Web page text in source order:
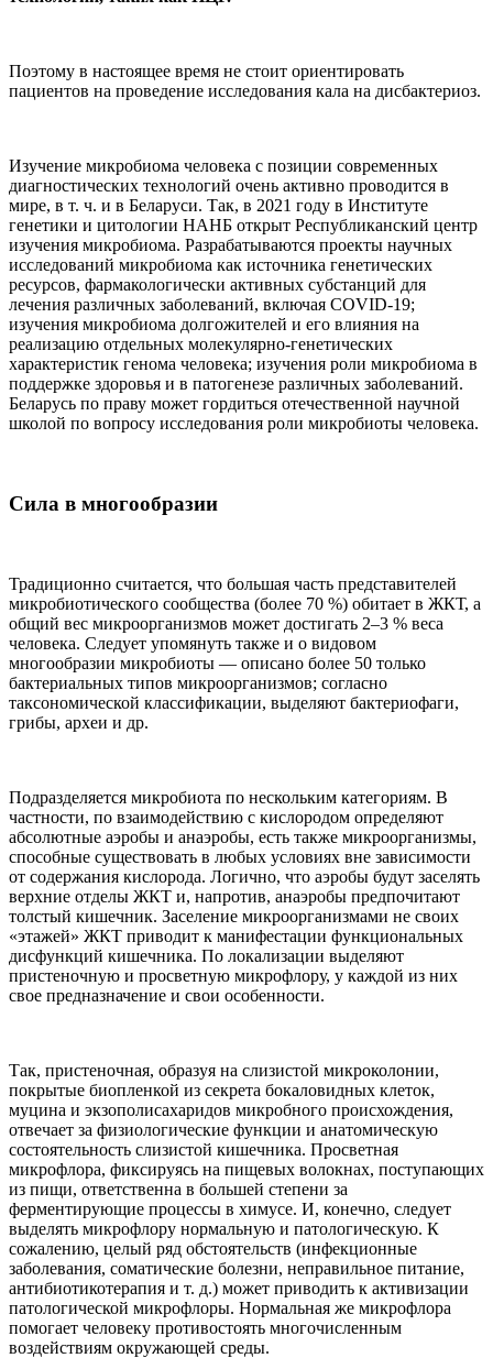
Поэтому в настоящее время не стоит ориентировать
пациентов на проведение исследования кала на дисбактериоз.
Изучение микробиома человека с позиции современных
диагностических технологий очень активно проводится в
мире, в т. ч. и в Беларуси. Так, в 2021 году в Институте
генетики и цитологии НАНБ открыт Республиканский центр
изучения микробиома. Разрабатываются проекты научных
исследований микробиома как источника генетических
ресурсов, фармакологически активных субстанций для
лечения различных заболеваний, включая COVID-19;
изучения микробиома долгожителей и его влияния на
реализацию отдельных молекулярно-генетических
характеристик генома человека; изучения роли микробиома в
поддержке здоровья и в патогенезе различных заболеваний.
Беларусь по праву может гордиться отечественной научной
школой по вопросу исследования роли микробиоты человека.
Сила в многообразии
Традиционно считается, что большая часть представителей
микробиотического сообщества (более 70 %) обитает в ЖКТ, а
общий вес микроорганизмов может достигать 2–3 % веса
человека. Следует упомянуть также и о видовом
многообразии микробиоты — описано более 50 только
бактериальных типов микроорганизмов; согласно
таксономической классификации, выделяют бактериофаги,
грибы, археи и др.
Подразделяется микробиота по нескольким категориям. В
частности, по взаимодействию с кислородом определяют
абсолютные аэробы и анаэробы, есть также микроорганизмы,
способные существовать в любых условиях вне зависимости
от содержания кислорода. Логично, что аэробы будут заселять
верхние отделы ЖКТ и, напротив, анаэробы предпочитают
толстый кишечник. Заселение микроорганизмами не своих
«этажей» ЖКТ приводит к манифестации функциональных
дисфункций кишечника. По локализации выделяют
пристеночную и просветную микрофлору, у каждой из них
свое предназначение и свои особенности.
Так, пристеночная, образуя на слизистой микроколонии,
покрытые биопленкой из секрета бокаловидных клеток,
муцина и экзополисахаридов микробного происхождения,
отвечает за физиологические функции и анатомическую
состоятельность слизистой кишечника. Просветная
микрофлора, фиксируясь на пищевых волокнах, поступающих
из пищи, ответственна в большей степени за
ферментирующие процессы в химусе. И, конечно, следует
выделять микрофлору нормальную и патологическую. К
сожалению, целый ряд обстоятельств (инфекционные
заболевания, соматические болезни, неправильное питание,
антибиотикотерапия и т. д.) может приводить к активизации
патологической микрофлоры. Нормальная же микрофлора
помогает человеку противостоять многочисленным
воздействиям окружающей среды.